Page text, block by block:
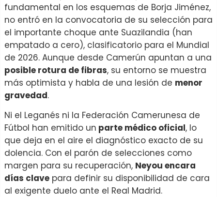
fundamental en los esquemas de Borja Jiménez,
no entró en la convocatoria de su selección para
el importante choque ante Suazilandia (han
empatado a cero), clasificatorio para el Mundial
de 2026. Aunque desde Camerún apuntan a una
posible rotura de fibras, su entorno se muestra
más optimista y habla de una lesión de menor
gravedad.
Ni el Leganés ni la Federación Camerunesa de
Fútbol han emitido un parte médico oficial, lo
que deja en el aire el diagnóstico exacto de su
dolencia. Con el parón de selecciones como
margen para su recuperación, Neyou encara
días clave para definir su disponibilidad de cara
al exigente duelo ante el Real Madrid.